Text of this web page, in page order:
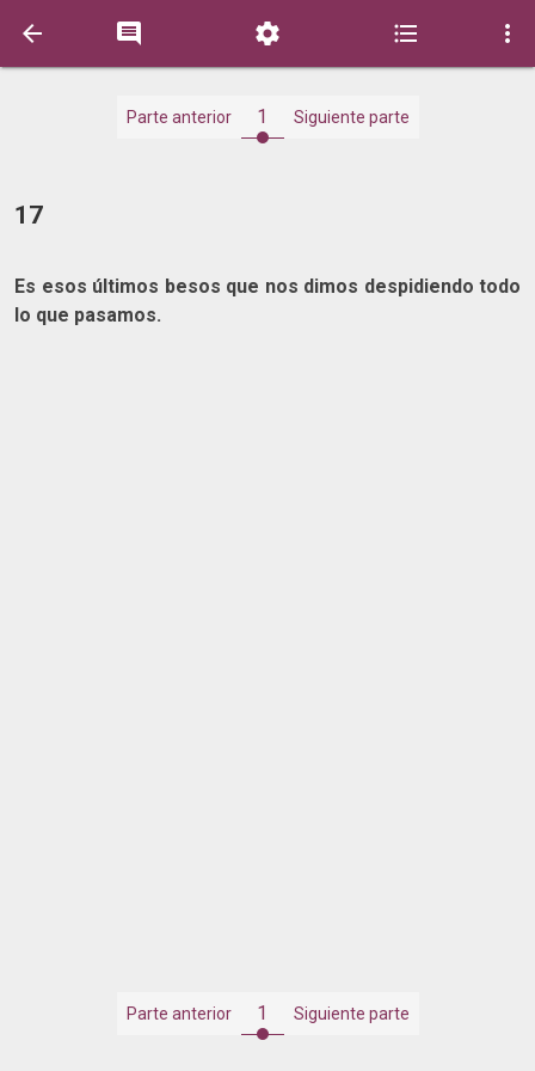
    
Parte anterior 1 Siguiente parte
17
Es esos últimos besos que nos dimos despidiendo todo
lo que pasamos.
Parte anterior 1 Siguiente parte